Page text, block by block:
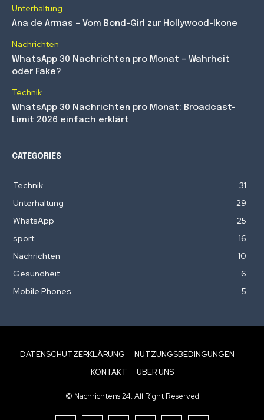
Unterhaltung
Ana de Armas – Vom Bond-Girl zur Hollywood-Ikone
Nachrichten
WhatsApp 30 Nachrichten pro Monat – Wahrheit
oder Fake?
Technik
WhatsApp 30 Nachrichten pro Monat: Broadcast-
Limit 2026 einfach erklärt
CATEGORIES
Technik
31
Unterhaltung
29
WhatsApp
25
sport
16
Nachrichten
10
Gesundheit
6
Mobile Phones
5
DATENSCHUTZERKLÄRUNG
NUTZUNGSBEDINGUNGEN
KONTAKT
ÜBER UNS
© Nachrichtens 24. All Right Reserved